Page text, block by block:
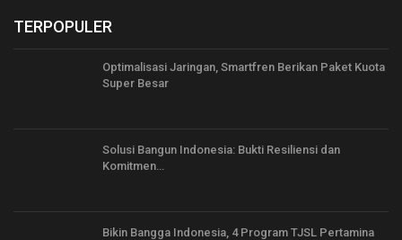
TERPOPULER
Optimalisasi Jaringan, Smartfren Berikan Paket Kuota
Super Besar
Solusi Bangun Indonesia: Bukti Resiliensi dan
Komitmen…
Bikin Bangga Indonesia, 4 Program TJSL Pertamina